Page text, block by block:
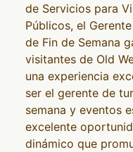
de Servicios para
Públicos, el
de Fin de Semana
visitantes de Old
una experiencia
ser el gerente de
semana y eventos
excelente
dinámico que